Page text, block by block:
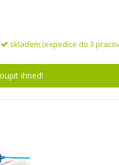
skladem (expedice do 3
ihned!